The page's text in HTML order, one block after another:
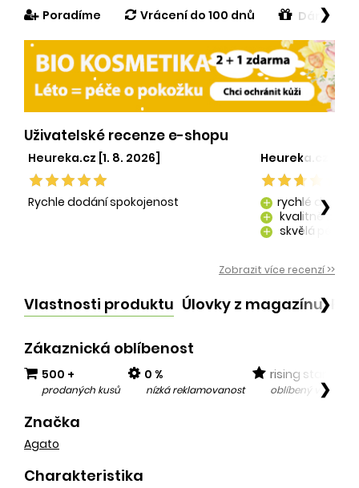
Poradíme Vrácení do 100 dnů Dárek v
❯
Uživatelské recenze e-shopu
Heureka.cz [1. 8. 2026]
Rychle dodání spokojenost
Heureka.cz [29.
add rychlé dodání
add kvalitně
add skvělá péče o
❯
Zobrazit více recenzí >>
Vlastnosti produktu Úlovky z magazínu❯
Zákaznická oblíbenost
500 +
prodaných kusů
0 %
nízká reklamovanost
rising star
oblíbený v❯
Značka
Agato
Charakteristika